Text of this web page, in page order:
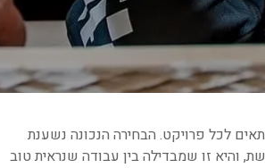
לכל פרויקט. הבחירה הנכונה נשענת
והיא זו שמבדילה בין עבודה שנראית טוב